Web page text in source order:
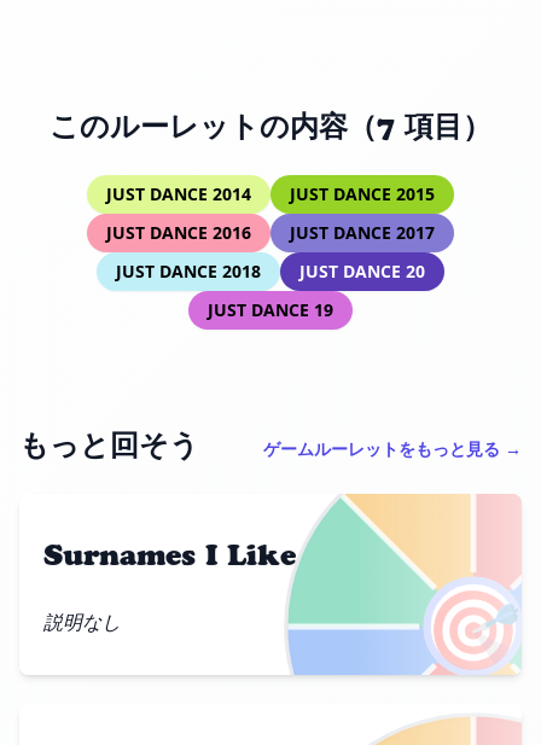
このルーレットの内容（7 項目）
JUST DANCE 2014
JUST DANCE 2015
JUST DANCE 2016
JUST DANCE 2017
JUST DANCE 2018
JUST DANCE 20
JUST DANCE 19
もっと回そう ゲームルーレットをもっと見る →
🎯
Surnames I Like
説明なし